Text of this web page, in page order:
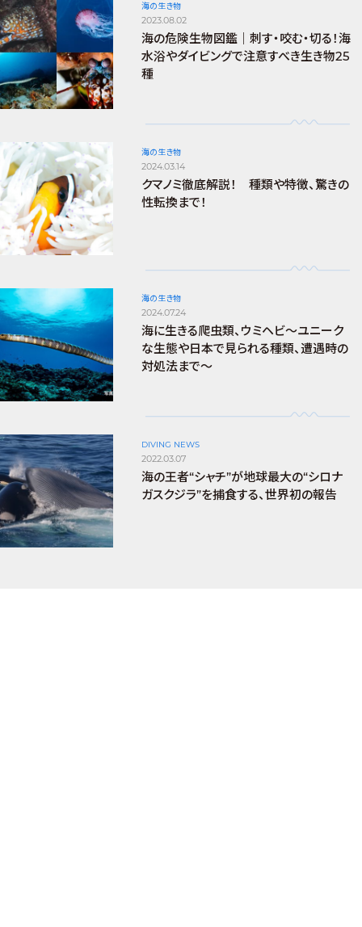
海の生き物
2023.08.02
海の危険生物図鑑｜刺す・咬む・切る！海
水浴やダイビングで注意すべき生き物25
種
海の生き物
2024.03.14
クマノミ徹底解説！ 種類や特徴、驚きの
性転換まで！
海の生き物
2024.07.24
海に生きる爬虫類、ウミヘビ～ユニーク
な生態や日本で見られる種類、遭遇時の
対処法まで～
DIVING NEWS
2022.03.07
海の王者“シャチ”が地球最大の“シロナ
ガスクジラ”を捕食する、世界初の報告